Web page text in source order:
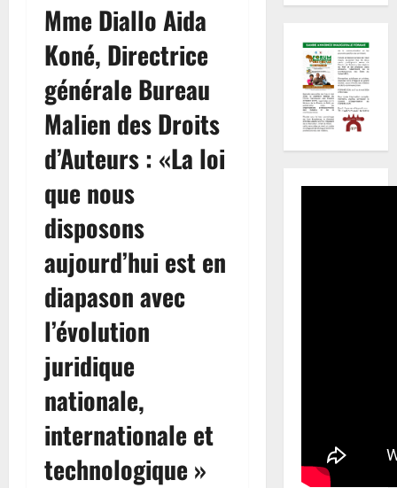
Mme Diallo Aida
Koné, Directrice
générale Bureau
Malien des Droits
d’Auteurs : «La loi
que nous
disposons
aujourd’hui est en
diapason avec
l’évolution
juridique
nationale,
internationale et
technologique »